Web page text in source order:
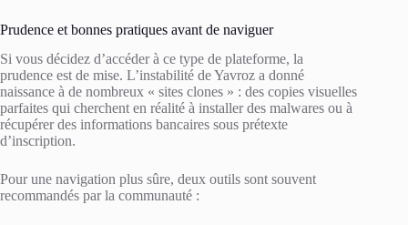
Prudence et bonnes pratiques avant de naviguer
Si vous décidez d’accéder à ce type de plateforme, la
prudence est de mise. L’instabilité de Yavroz a donné
naissance à de nombreux « sites clones » : des copies visuelles
parfaites qui cherchent en réalité à installer des malwares ou à
récupérer des informations bancaires sous prétexte
d’inscription.
Pour une navigation plus sûre, deux outils sont souvent
recommandés par la communauté :